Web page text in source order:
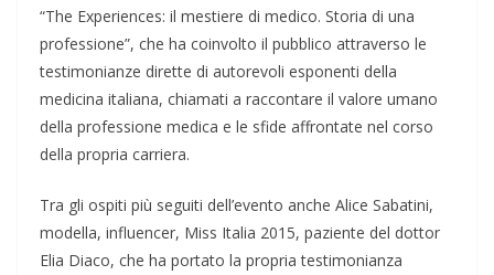
“The Experiences: il mestiere di medico. Storia di una
professione”, che ha coinvolto il pubblico attraverso le
testimonianze dirette di autorevoli esponenti della
medicina italiana, chiamati a raccontare il valore umano
della professione medica e le sfide affrontate nel corso
della propria carriera.
Tra gli ospiti più seguiti dell’evento anche Alice Sabatini,
modella, influencer, Miss Italia 2015, paziente del dottor
Elia Diaco, che ha portato la propria testimonianza